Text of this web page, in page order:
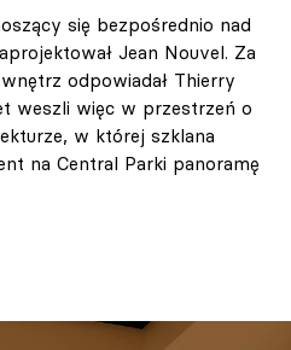
się bezpośrednio nad
Jean Nouvel. Za
odpowiadał Thierry
weszli więc w przestrzeń o
w której szklana
na Central Parki panoramę